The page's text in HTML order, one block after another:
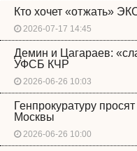
Кто хочет «отжать»
2026-07-17 14:45
Демин и Цагараев:
УФСБ КЧР
2026-06-26 10:03
Генпрокуратуру
Москвы
2026-06-26 10:00